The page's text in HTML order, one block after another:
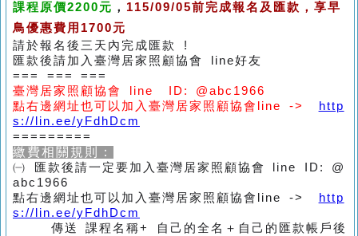
課程原價2200元 ， 115/09/05前完成報名及匯款，享早
鳥優惠費用1700元
請於報名後三天內完成匯款 !
匯款後請加入臺灣居家照顧協會 line好友
=== === ===
臺灣居家照顧協會 line ID: @abc1966
點右邊網址也可以加入臺灣居家照顧協會line ->
http
s://lin.ee/yFdhDcm
=========
繳費相關規則：
㈠ 匯款後請一定要加入臺灣居家照顧協會 line ID: @
abc1966
點右邊網址也可以加入臺灣居家照顧協會line ->
http
s://lin.ee/yFdhDcm
傳送 課程名稱+ 自己的全名＋自己的匯款帳戶後